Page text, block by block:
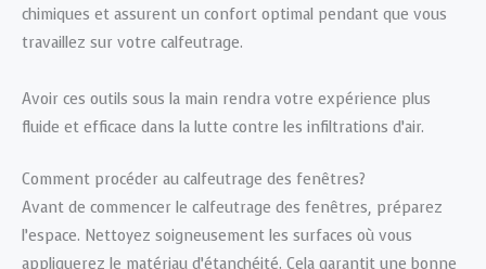
chimiques et assurent un confort optimal pendant que vous
travaillez sur votre calfeutrage.
Avoir ces outils sous la main rendra votre expérience plus
fluide et efficace dans la lutte contre les infiltrations d’air.
Comment procéder au calfeutrage des fenêtres?
Avant de commencer le calfeutrage des fenêtres, préparez
l’espace. Nettoyez soigneusement les surfaces où vous
appliquerez le matériau d’étanchéité. Cela garantit une bonne